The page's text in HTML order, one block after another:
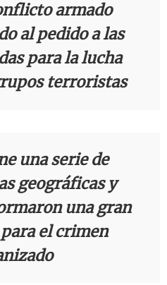
armado
al pedido a las
para la lucha
terroristas
una serie de
geográficas y
una gran
el crimen